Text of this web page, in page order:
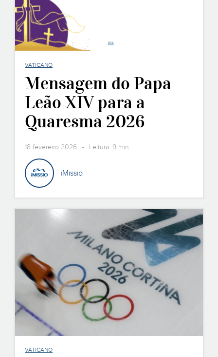
VATICANO
Mensagem do Papa
Leão XIV para a
Quaresma 2026
18 fevereiro 2026 • Leitura: 9 min
iMissio
VATICANO